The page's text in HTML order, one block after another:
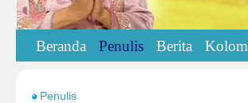
Beranda Penulis Berita Kolom
Penulis